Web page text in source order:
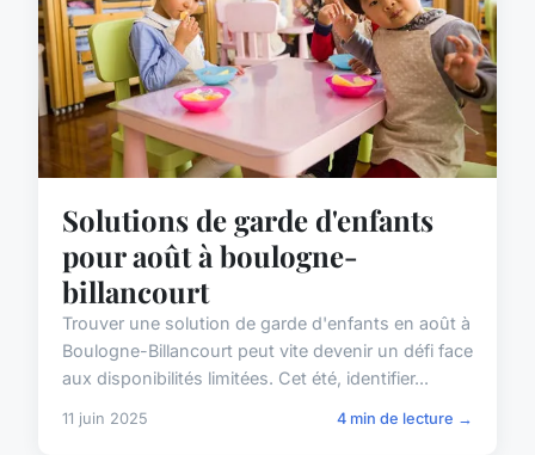
Solutions de garde d'enfants
pour août à boulogne-
billancourt
Trouver une solution de garde d'enfants en août à
Boulogne-Billancourt peut vite devenir un défi face
aux disponibilités limitées. Cet été, identifier...
11 juin 2025 4 min de lecture →